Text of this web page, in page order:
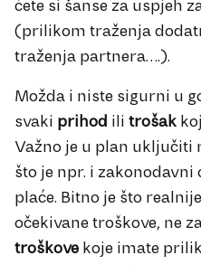
ćete si šanse za uspjeh
(prilikom traženja
traženja partnera….).
Možda i niste sigurni u
svaki prihod ili trošak
Važno je u plan uključiti
što je npr. i
plaće. Bitno je što
očekivane troškove, ne
troškove koje imate